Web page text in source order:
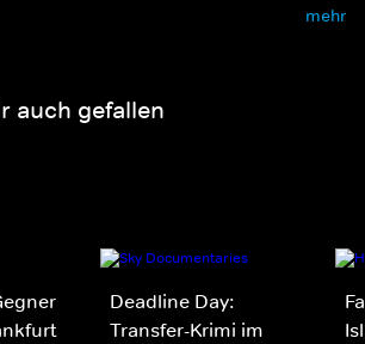
mehr
auch gefallen
Deadline Day:
Transfer-Krimi im